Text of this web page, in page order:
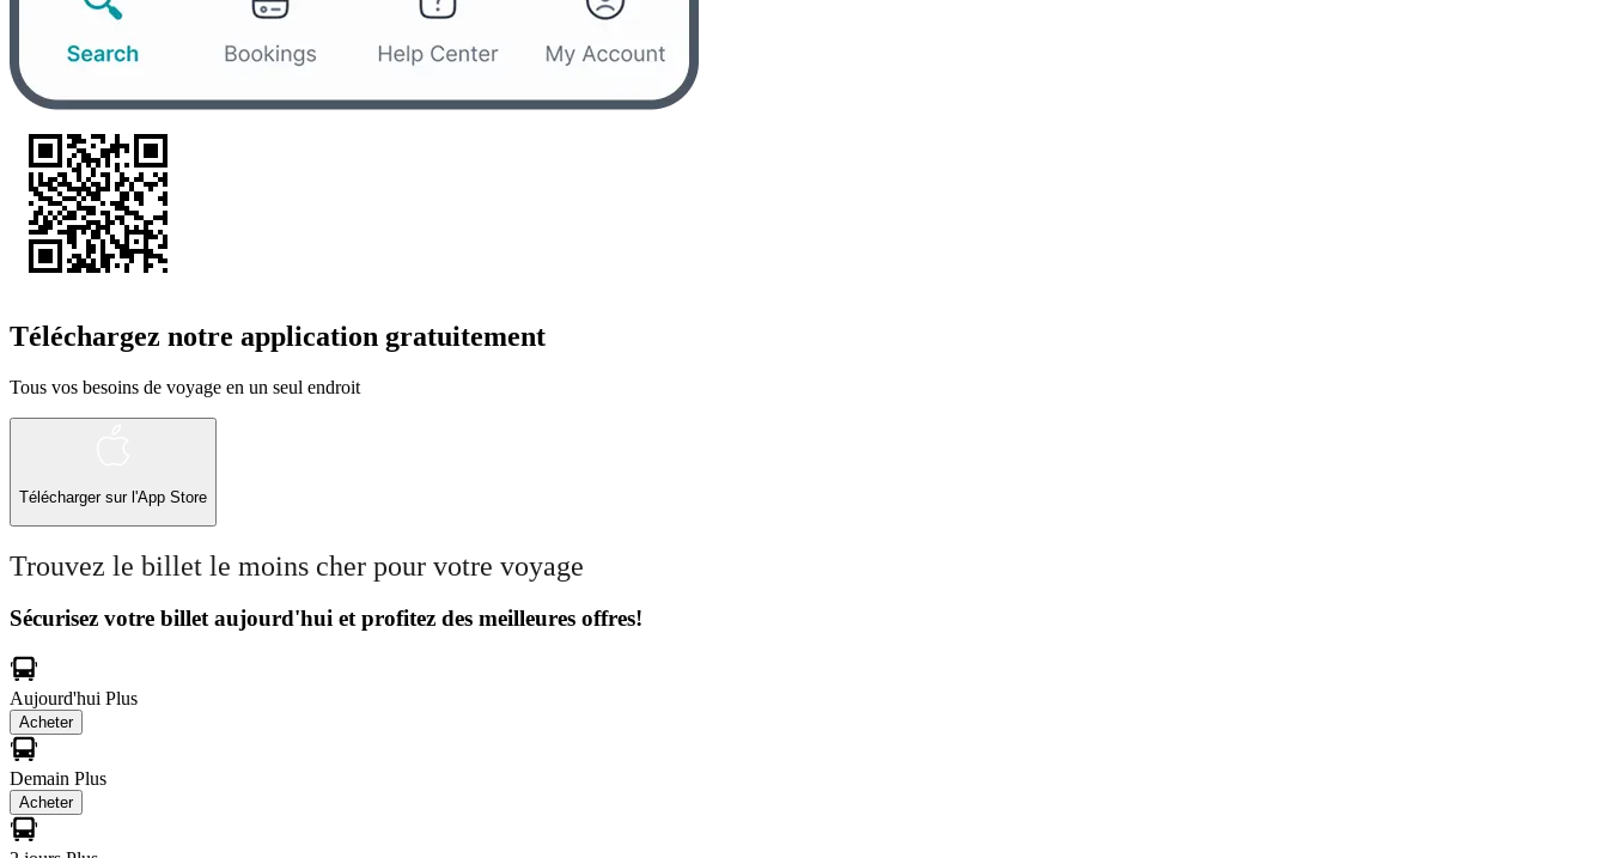
Téléchargez notre application gratuitement
Tous vos besoins de voyage en un seul endroit
Télécharger sur l'App Store
Trouvez le billet le moins cher pour votre voyage
Sécurisez votre billet aujourd'hui et profitez des meilleures offres!
Aujourd'hui Plus
Acheter
Demain Plus
Acheter